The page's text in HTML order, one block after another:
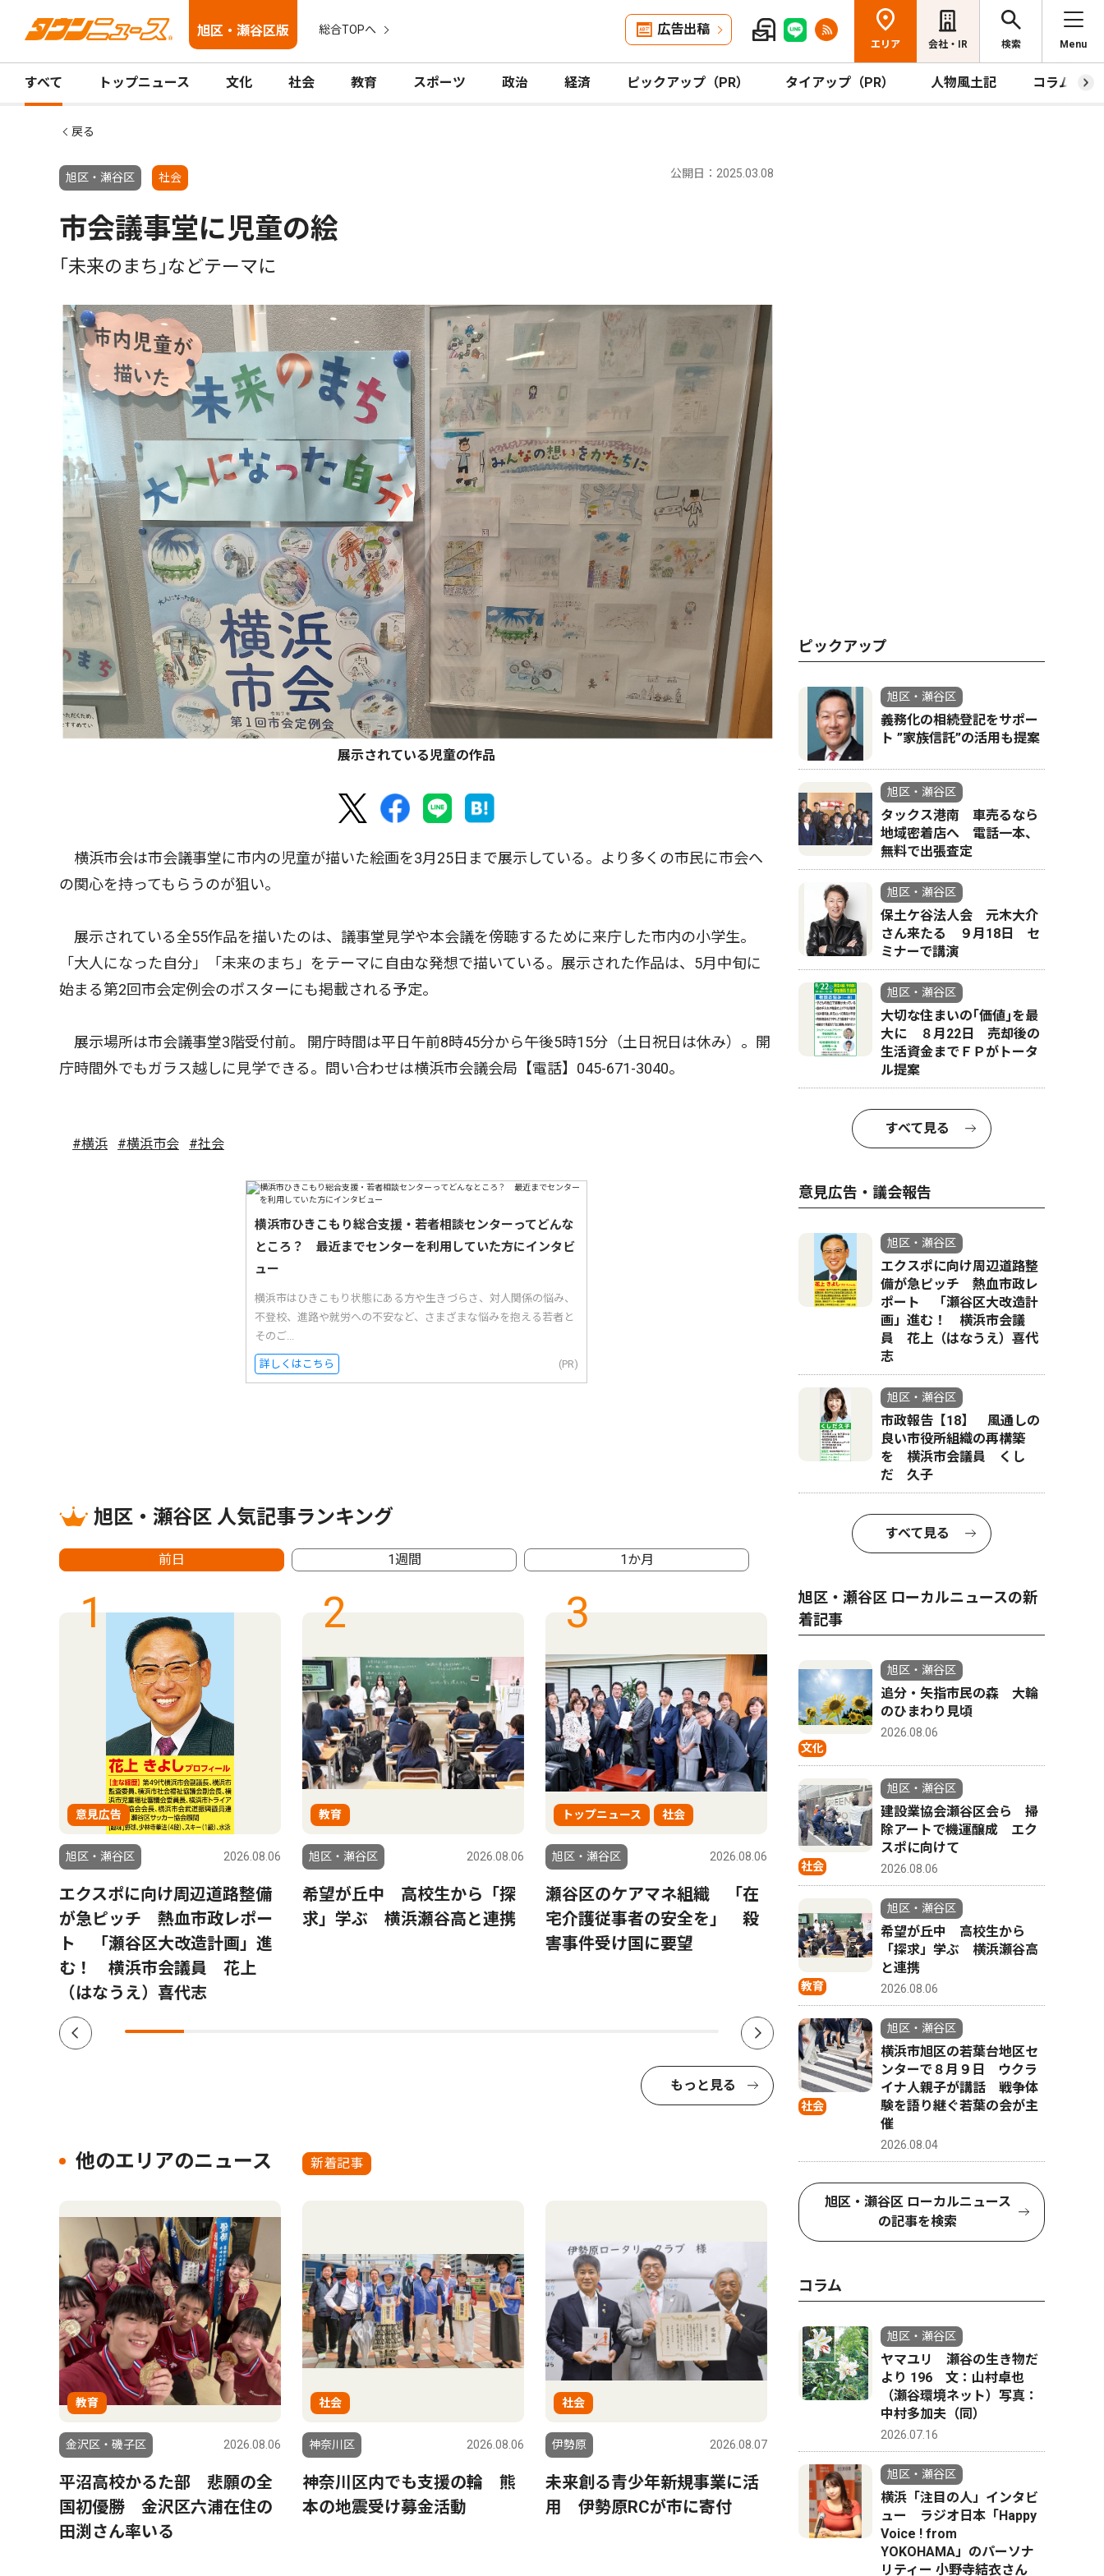
旭区・瀬谷区版 総合TOPへ 広告出稿
エリア 会社・IR 検索 Menu
すべて トップニュース 文化 社会 教育 スポーツ 政治 経済 ピックアップ（PR） タイアップ（PR） 人物風土記 コラム
戻る
旭区・瀬谷区 社会 公開日：2025.03.08
市会議事堂に児童の絵
｢未来のまち｣などテーマに
展示されている児童の作品
横浜市会は市会議事堂に市内の児童が描いた絵画を3月25日まで展示している。より多くの市民に市会へ
の関心を持ってもらうのが狙い。
展示されている全55作品を描いたのは、議事堂見学や本会議を傍聴するために来庁した市内の小学生。
「大人になった自分」「未来のまち」をテーマに自由な発想で描いている。展示された作品は、5月中旬に
始まる第2回市会定例会のポスターにも掲載される予定。
展示場所は市会議事堂3階受付前。 開庁時間は平日午前8時45分から午後5時15分（土日祝日は休み）。開
庁時間外でもガラス越しに見学できる。問い合わせは横浜市会議会局【電話】045-671-3040。
#横浜 #横浜市会 #社会
横浜市ひきこもり総合支援・若者相談センターってどんな
ところ？ 最近までセンターを利用していた方にインタビ
ュー
横浜市はひきこもり状態にある方や生きづらさ、対人関係の悩み、
不登校、進路や就労への不安など、さまざまな悩みを抱える若者と
そのご...
詳しくはこちら (PR)
旭区・瀬谷区 人気記事ランキング
前日 1週間 1か月
1
意見広告
旭区・瀬谷区 2026.08.06
エクスポに向け周辺道路整備
が急ピッチ 熱血市政レポー
ト 「瀬谷区大改造計画」進
む！ 横浜市会議員 花上
（はなうえ）喜代志
2
教育
旭区・瀬谷区 2026.08.06
希望が丘中 高校生から「探
求」学ぶ 横浜瀬谷高と連携
3
トップニュース 社会
旭区・瀬谷区 2026.08.06
瀬谷区のケアマネ組織 「在
宅介護従事者の安全を」 殺
害事件受け国に要望
4
社会
旭区・瀬谷区 2026.08.06
建設業協会瀬谷区会ら 掃除
アートで機運醸成 エクスポ
に向けて
散骨につ
もっと見る
他のエリアのニュース 新着記事
教育
金沢区・磯子区 2026.08.06
平沼高校かるた部 悲願の全
国初優勝 金沢区六浦在住の
田渕さん率いる
社会
神奈川区 2026.08.06
神奈川区内でも支援の輪 熊
本の地震受け募金活動
社会
伊勢原 2026.08.07
未来創る青少年新規事業に活
用 伊勢原RCが市に寄付
ピックアップ
旭区・瀬谷区
義務化の相続登記をサポー
ト ”家族信託”の活用も提案
旭区・瀬谷区
タックス港南 車売るなら
地域密着店へ 電話一本、
無料で出張査定
旭区・瀬谷区
保土ケ谷法人会 元木大介
さん来たる ９月18日 セ
ミナーで講演
旭区・瀬谷区
大切な住まいの｢価値｣を最
大に ８月22日 売却後の
生活資金までＦＰがトータ
ル提案
すべて見る
意見広告・議会報告
旭区・瀬谷区
エクスポに向け周辺道路整
備が急ピッチ 熱血市政レ
ポート 「瀬谷区大改造計
画」進む！ 横浜市会議
員 花上（はなうえ）喜代
志
旭区・瀬谷区
市政報告【18】 風通しの
良い市役所組織の再構築
を 横浜市会議員 くし
だ 久子
すべて見る
旭区・瀬谷区 ローカルニュースの新
着記事
文化
旭区・瀬谷区
追分・矢指市民の森 大輪
のひまわり見頃
2026.08.06
社会
旭区・瀬谷区
建設業協会瀬谷区会ら 掃
除アートで機運醸成 エク
スポに向けて
2026.08.06
教育
旭区・瀬谷区
希望が丘中 高校生から
「探求」学ぶ 横浜瀬谷高
と連携
2026.08.06
社会
旭区・瀬谷区
横浜市旭区の若葉台地区セ
ンターで８月９日 ウクラ
イナ人親子が講話 戦争体
験を語り継ぐ若葉の会が主
催
2026.08.04
旭区・瀬谷区 ローカルニュース
の記事を検索
コラム
旭区・瀬谷区
ヤマユリ 瀬谷の生き物だ
より 196 文：山村卓也
（瀬谷環境ネット）写真：
中村多加夫（同）
2026.07.16
旭区・瀬谷区
横浜「注目の人」インタビ
ュー ラジオ日本「Happy
Voice ! from
YOKOHAMA」のパーソナ
リティー 小野寺結衣さん